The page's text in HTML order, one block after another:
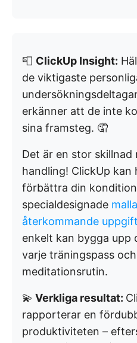
📮 ClickUp Insight:
de viktigaste
erkänner att de inte
sina framsteg. 🤦
Det är en stor
handling! ClickUp kan
förbättra din
specialdesignade
återkommande
enkelt kan bygga upp
varje träningspass
meditationsrutin.
💫 Verkliga resultat:
rapporterar en
produktiviteten –